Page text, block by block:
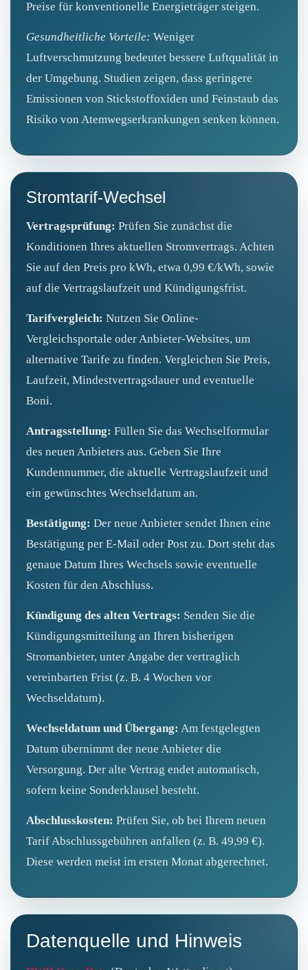
Preise für konventionelle Energieträger steigen.
Gesundheitliche Vorteile: Weniger
Luftverschmutzung bedeutet bessere Luftqualität in
der Umgebung. Studien zeigen, dass geringere
Emissionen von Stickstoffoxiden und Feinstaub das
Risiko von Atemwegserkrankungen senken können.
Stromtarif-Wechsel
Vertragsprüfung: Prüfen Sie zunächst die
Konditionen Ihres aktuellen Stromvertrags. Achten
Sie auf den Preis pro kWh, etwa 0,99 €/kWh, sowie
auf die Vertragslaufzeit und Kündigungsfrist.
Tarifvergleich: Nutzen Sie Online-
Vergleichsportale oder Anbieter-Websites, um
alternative Tarife zu finden. Vergleichen Sie Preis,
Laufzeit, Mindestvertragsdauer und eventuelle
Boni.
Antragsstellung: Füllen Sie das Wechselformular
des neuen Anbieters aus. Geben Sie Ihre
Kundennummer, die aktuelle Vertragslaufzeit und
ein gewünschtes Wechseldatum an.
Bestätigung: Der neue Anbieter sendet Ihnen eine
Bestätigung per E‑Mail oder Post zu. Dort steht das
genaue Datum Ihres Wechsels sowie eventuelle
Kosten für den Abschluss.
Kündigung des alten Vertrags: Senden Sie die
Kündigungsmitteilung an Ihren bisherigen
Stromanbieter, unter Angabe der vertraglich
vereinbarten Frist (z. B. 4 Wochen vor
Wechseldatum).
Wechseldatum und Übergang: Am festgelegten
Datum übernimmt der neue Anbieter die
Versorgung. Der alte Vertrag endet automatisch,
sofern keine Sonderklausel besteht.
Abschlusskosten: Prüfen Sie, ob bei Ihrem neuen
Tarif Abschlussgebühren anfallen (z. B. 49,99 €).
Diese werden meist im ersten Monat abgerechnet.
Datenquelle und Hinweis